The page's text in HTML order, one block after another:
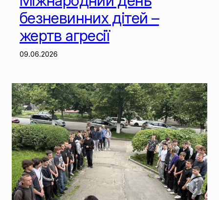
безневинних дітей –
жертв агресії
09.06.2026